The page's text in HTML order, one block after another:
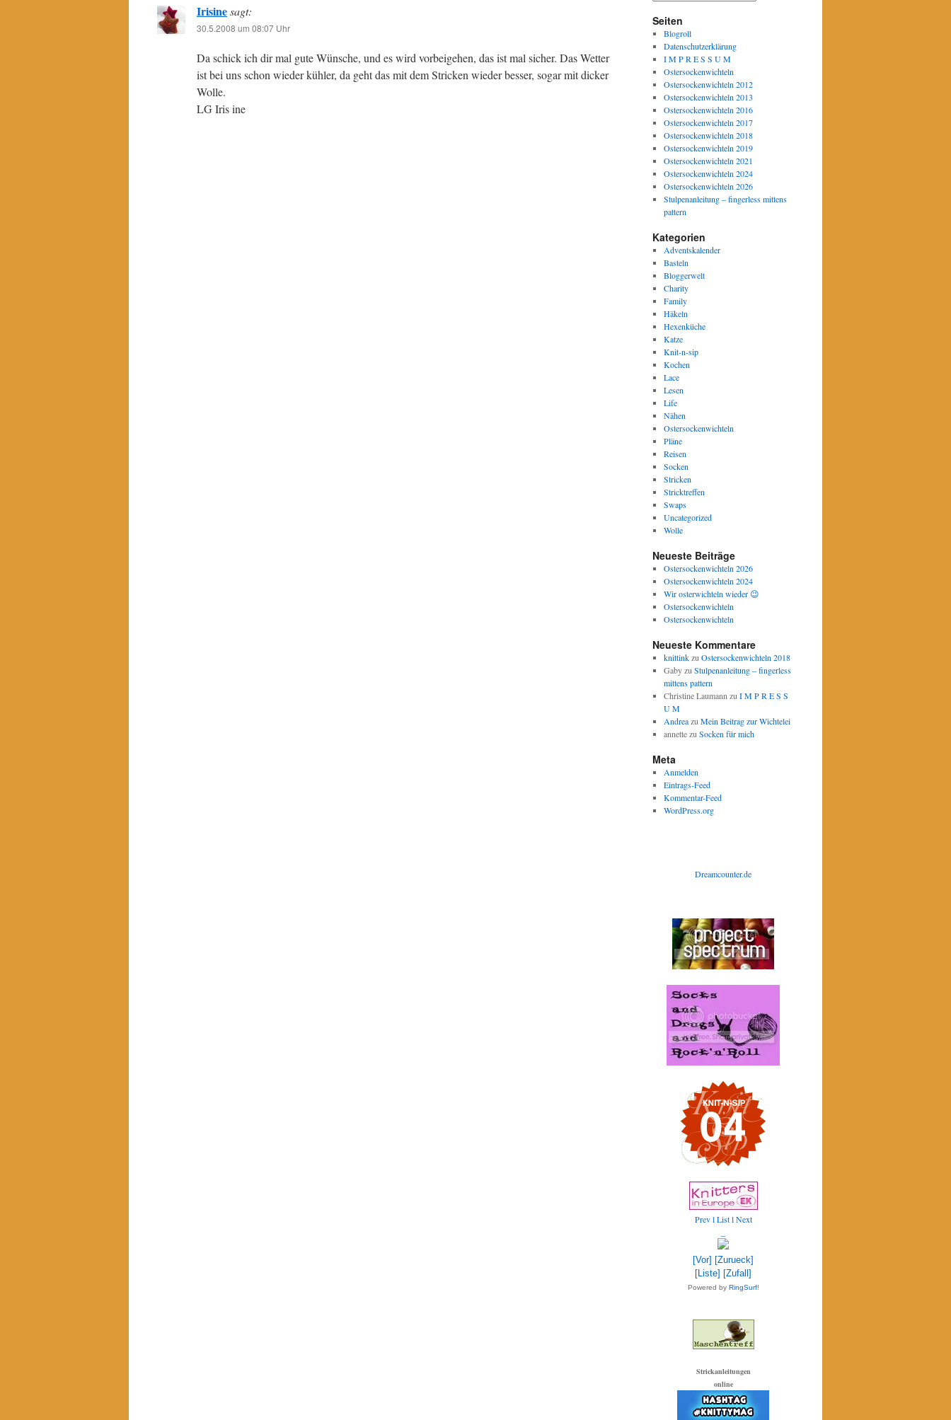
Irisinesagt:
30.5.2008 um 08:07 Uhr
Da schick ich dir mal gute Wünsche, und es wird vorbeigehen, das ist mal sicher. Das Wetter
ist bei uns schon wieder kühler, da geht das mit dem Stricken wieder besser, sogar mit dicker
Wolle.
LG Iris ine
Seiten
Blogroll
Datenschutzerklärung
I M P R E S S U M
Ostersockenwichteln
Ostersockenwichteln 2012
Ostersockenwichteln 2013
Ostersockenwichteln 2016
Ostersockenwichteln 2017
Ostersockenwichteln 2018
Ostersockenwichteln 2019
Ostersockenwichteln 2021
Ostersockenwichteln 2024
Ostersockenwichteln 2026
Stulpenanleitung – fingerless mittens
pattern
Kategorien
Adventskalender
Basteln
Bloggerwelt
Charity
Family
Häkeln
Hexenküche
Katze
Knit-n-sip
Kochen
Lace
Lesen
Life
Nähen
Ostersockenwichteln
Pläne
Reisen
Socken
Stricken
Stricktreffen
Swaps
Uncategorized
Wolle
Neueste Beiträge
Ostersockenwichteln 2026
Ostersockenwichteln 2024
Wir osterwichteln wieder 😉
Ostersockenwichteln
Ostersockenwichteln
Neueste Kommentare
knittinkzu Ostersockenwichteln 2018
Gabyzu Stulpenanleitung – fingerless
mittens pattern
Christine Laumann zu I M P R E S S
U M
Andreazu Mein Beitrag zur Wichtelei
annettezu Socken für mich
Meta
Anmelden
Eintrags-Feed
Kommentar-Feed
WordPress.org
Dreamcounter.de
Prev l List lNext
[Vor] [Zurueck]
[Liste] [Zufall]
Powered by RingSurf!
Strickanleitungen
online